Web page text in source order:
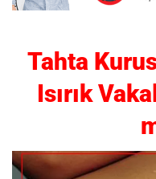
Tahta
Isırık